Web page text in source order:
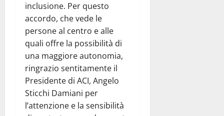
inclusione. Per questo
accordo, che vede le
persone al centro e alle
quali offre la possibilità di
una maggiore autonomia,
ringrazio sentitamente il
Presidente di ACI, Angelo
Sticchi Damiani per
l’attenzione e la sensibilità